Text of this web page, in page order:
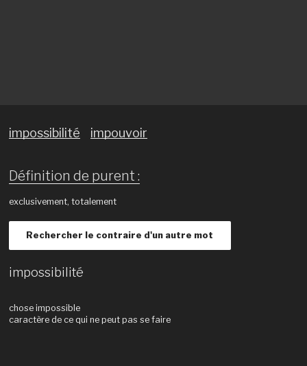
impossibilité impouvoir
Définition de purent :
exclusivement, totalement
Rechercher le contraire d'un autre mot
impossibilité
chose impossible
caractère de ce qui ne peut pas se faire